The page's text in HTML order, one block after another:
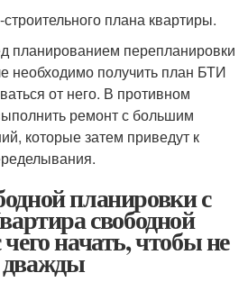
плана квартиры.
планированием перепланировки
необходимо получить план БТИ
от него. В противном
ремонт с большим
которые затем приведут к
планировки с
свободной
начать, чтобы не
дважды